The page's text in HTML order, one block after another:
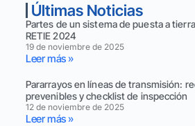
Últimas Noticias
Partes de un sistema de puesta a
RETIE 2024
19 de noviembre de 2025
Leer más »
Pararrayos en líneas de transmisión:
prevenibles y checklist de inspección
12 de noviembre de 2025
Leer más »